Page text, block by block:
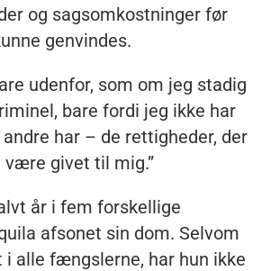
tilføjet, at alle bøder og
kan genvindes.
of State, Marion
og sagsomkostninger før
genvindes.
udenfor, som om jeg stadig
bare fordi jeg ikke har
har – de rettigheder, der
givet til mig.”
år i fem forskellige
afsonet sin dom. Selvom
i alle fængslerne, har hun ikke